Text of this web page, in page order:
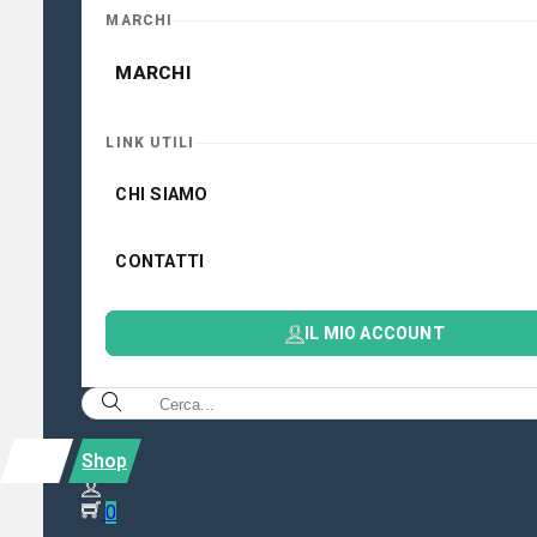
MARCHI
MARCHI
LINK UTILI
CHI SIAMO
CONTATTI
IL MIO ACCOUNT
Shop
0